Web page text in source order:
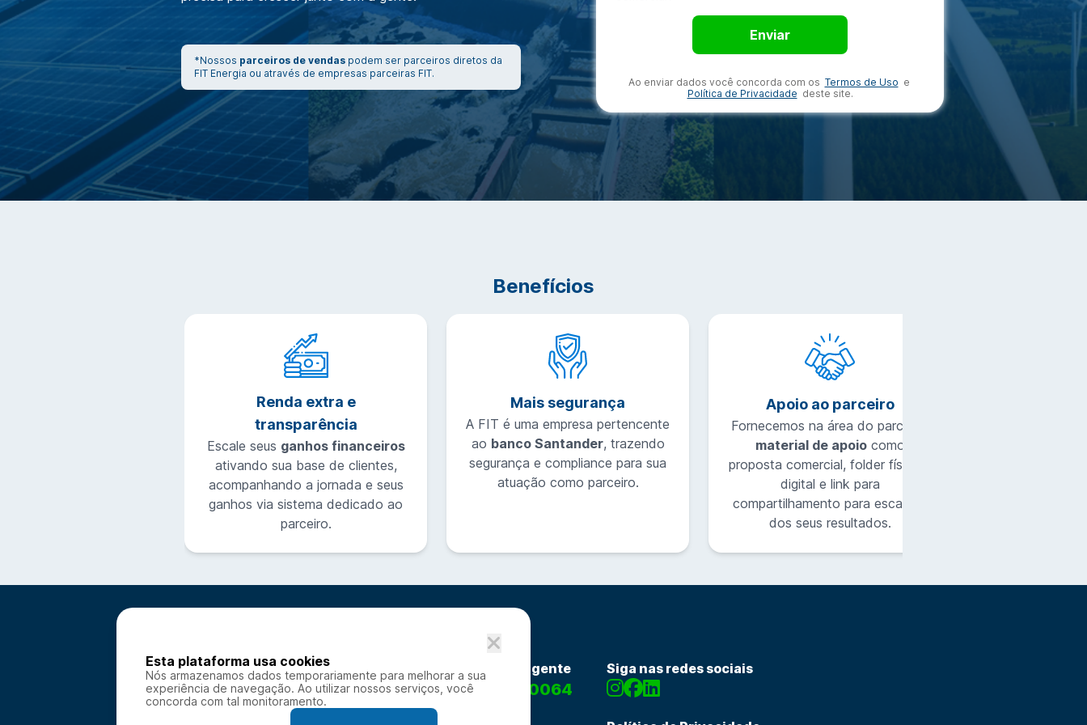
*Nossos parceiros de vendas podem ser parceiros diretos da
FIT Energia ou através de empresas parceiras FIT.
Ao enviar dados você concorda com os Termos de Uso e
Política de Privacidade deste site.
Benefícios
Renda extra e
transparência
Escale seus ganhos financeiros
ativando sua base de clientes,
acompanhando a jornada e seus
ganhos via sistema dedicado ao
parceiro.
Mais segurança
A FIT é uma empresa pertencente
ao banco Santander, trazendo
segurança e compliance para sua
atuação como parceiro.
Apoio ao parceiro
Fornecemos na área do parceiro,
material de apoiocomo
proposta comercial, folder físico e
digital e link para
compartilhamento para escalada
dos seus resultados.
Fale com a gente
0800 600 0064
Siga nas redes sociais
Esta plataforma usa cookies
Nós armazenamos dados temporariamente para melhorar a sua
experiência de navegação. Ao utilizar nossos serviços, você
concorda com tal monitoramento.